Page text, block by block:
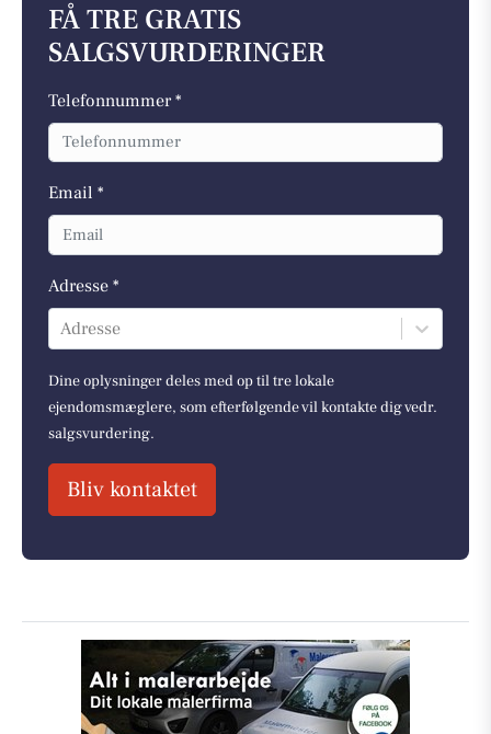
FÅ TRE GRATIS
SALGSVURDERINGER
Telefonnummer *
Email *
Adresse *
Adresse
Dine oplysninger deles med op til tre lokale
ejendomsmæglere, som efterfølgende vil kontakte dig vedr.
salgsvurdering.
Bliv kontaktet